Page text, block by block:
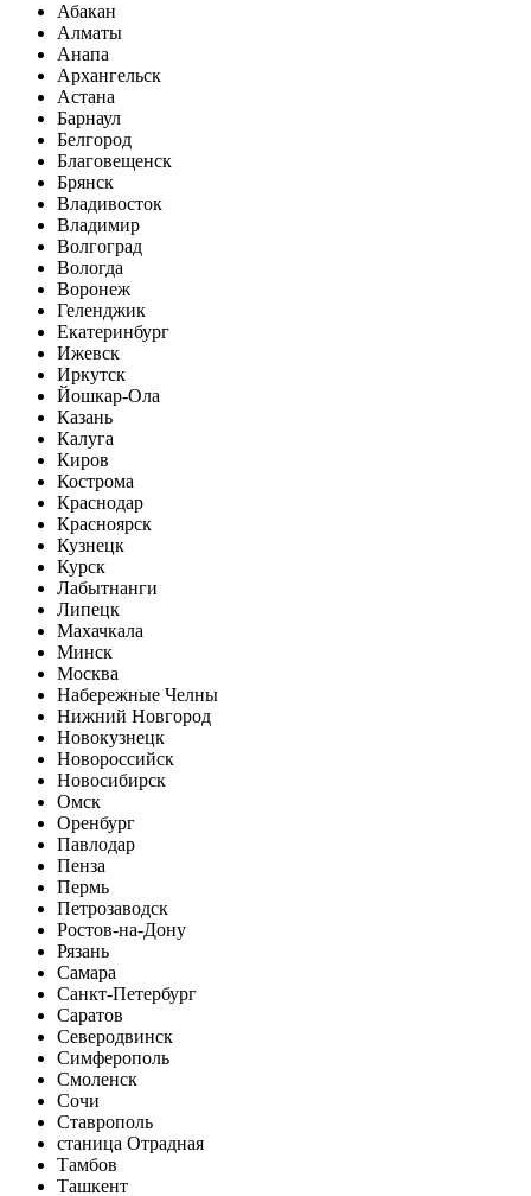
Абакан
Алматы
Анапа
Архангельск
Астана
Барнаул
Белгород
Благовещенск
Брянск
Владивосток
Владимир
Волгоград
Вологда
Воронеж
Геленджик
Екатеринбург
Ижевск
Иркутск
Йошкар-Ола
Казань
Калуга
Киров
Кострома
Краснодар
Красноярск
Кузнецк
Курск
Лабытнанги
Липецк
Махачкала
Минск
Москва
Набережные Челны
Нижний Новгород
Новокузнецк
Новороссийск
Новосибирск
Омск
Оренбург
Павлодар
Пенза
Пермь
Петрозаводск
Ростов-на-Дону
Рязань
Самара
Санкт-Петербург
Саратов
Северодвинск
Симферополь
Смоленск
Сочи
Ставрополь
станица Отрадная
Тамбов
Ташкент